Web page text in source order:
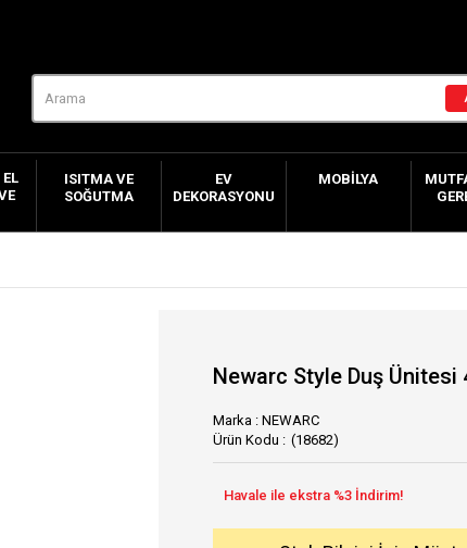
ISITMA VE
SOĞUTMA
EV
DEKORASYONU
MOBILYA
Newarc Style Duş Ünitesi
Marka : NEWARC
(18682)